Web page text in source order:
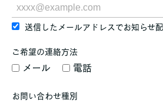
送信したメールアドレスでお知らせ
ご希望の連絡方法
メール 電話
お問い合わせ種別